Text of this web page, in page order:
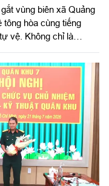
vùng biên xã Quảng
hòa cùng tiếng
vệ. Không chỉ là
tiến độ Trường Phổ
Quảng Trực.